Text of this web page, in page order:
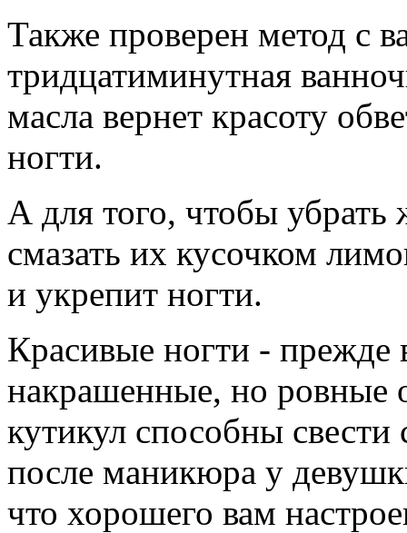
Также проверен метод с
тридцатиминутная
масла вернет красоту
ногти.
А для того, чтобы
смазать их кусочком
и укрепит ногти.
Красивые ногти - прежде
накрашенные, но ровные
кутикул способны свести
после маникюра у
что хорошего вам